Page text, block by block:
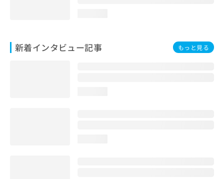
新着インタビュー記事 もっと見る